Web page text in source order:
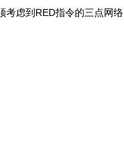
考虑到RED指令的三点网络